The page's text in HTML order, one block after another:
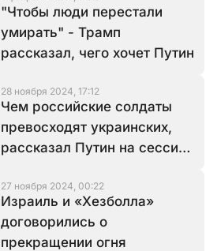
"Чтобы люди перестали
умирать" - Трамп
рассказал, чего хочет Путин
28 ноября 2024, 17:12
Чем российские солдаты
превосходят украинских,
рассказал Путин на сессии
27 ноября 2024, 00:22
Израиль и «Хезболла»
договорились о
прекращении огня